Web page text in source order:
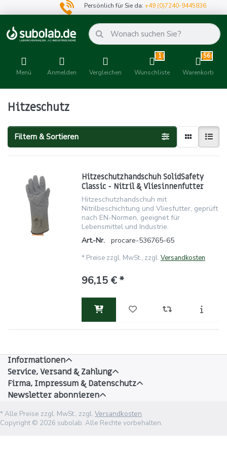
Persönlich für Sie da:+49 (0)7240-9445836
Menü Anmelden Vergleichen
1
Wunschliste
56
Warenkorb
Hitzeschutz
Filtern & Sortieren
Hitzeschutzhandschuh SolidSafety
Classic - Nitril & Vliesinnenfutter
Hitzeschutzhandschuh mit
Nitrilbeschichtung und Vliesfutter, geprüft
nach EN-Normen, geeignet für
Lebensmittel und Industrie.
Art.-Nr.
procare-536765-65
* Preise zzgl. MwSt., zzgl. Versandkosten
96,15 € *
Informationen
Service, Versand & Zahlung
Firma, Impressum & Datenschutz
Newsletter abonnieren
* Alle Preise zzgl. MwSt., zzgl. Versandkosten
Copyright © 2026 subolab. Alle Rechte vorbehalten.